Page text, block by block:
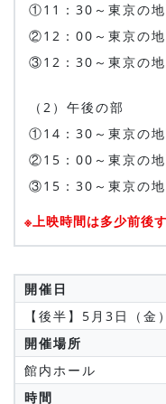
①11：30～東京の地
②12：00～東京の地
③12：30～東京の地
（2）午後の部
①14：30～東京の地
②15：00～東京の地
③15：30～東京の地
※上映時間は多少前後
開催日
【後半】5月3日（金
開催場所
館内ホール
時間